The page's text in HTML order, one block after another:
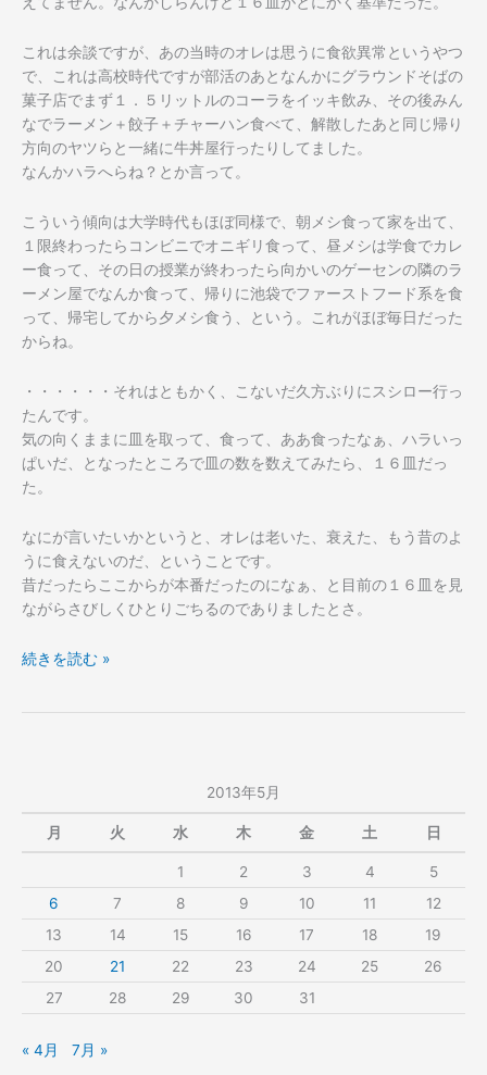
これは余談ですが、あの当時のオレは思うに食欲異常というやつ
で、これは高校時代ですが部活のあとなんかにグラウンドそばの
菓子店でまず１．５リットルのコーラをイッキ飲み、その後みん
なでラーメン＋餃子＋チャーハン食べて、解散したあと同じ帰り
方向のヤツらと一緒に牛丼屋行ったりしてました。
なんかハラへらね？とか言って。
こういう傾向は大学時代もほぼ同様で、朝メシ食って家を出て、
１ 限終わったらコンビニでオニギリ食って、昼メシは学食でカレ
ー食って、その日の授業が終わったら向かいのゲーセンの隣のラ
ーメン屋でなんか食って、帰りに池袋でファーストフード系を食
って、帰宅してから夕メシ食う、という。これがほぼ毎日だった
からね。
・・・・・・それはともかく、こないだ久方ぶりにスシロー行っ
た んです。
気の向くままに皿を取って、食って、ああ食ったなぁ、ハラいっ
ぱいだ、となったところで皿の数を数えてみたら、１６皿だっ
た。
なにが言いたいかというと、オレは老いた、衰えた、もう昔のよ
う に食えないのだ、ということです。
昔だったらここからが本番だったのになぁ、と目前の１６皿を見
ながらさびしくひとりごちるのでありましたとさ。
老
続きを読む »
2013年5月
月 火 水 木 金 土 日
1 2 3 4
5
6
7 8 9 10 11
12
13
14 15 16 17 18
19
20
21 22 23 24 25
26
27
28 29 30 31
« 4月 7月 »